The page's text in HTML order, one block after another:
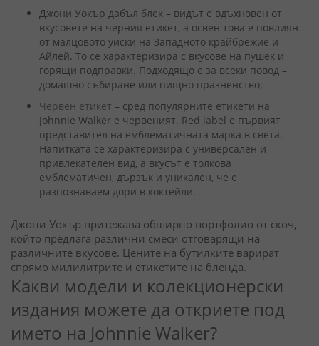
Джони Уокър дабъл блек – видът е вдъхновен от
вкусовете на черния етикет, а освен това е повлиян
от малцовото уиски на Западното крайбрежие и
Айлей. То се характеризира с вкусове на пушек и
горящи подправки. Подходящо е за всеки повод –
домашно събиране или пищно празненство;
Червен етикет – сред популярните етикети на
Johnnie Walker е червеният. Red label е първият
представител на емблематичната марка в света.
Напитката се характеризира с универсален и
привлекателен вид, а вкусът е толкова
емблематичен, дързък и уникален, че е
разпознаваем дори в коктейли.
Джони Уокър притежава обширно портфолио от скоч,
който предлага различни смеси отговарящи на
различните вкусове. Цените на бутилките варират
спрямо милилитрите и етикетите на бленда.
Какви модели и колекционерски
издания можете да откриете под
името на Johnnie Walker?